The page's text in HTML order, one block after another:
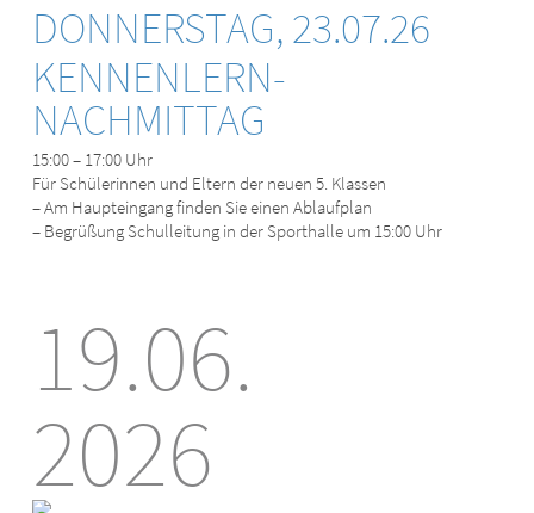
DONNERSTAG, 23.07.26
KENNENLERN-
NACHMITTAG
15:00 – 17:00 Uhr
Für Schülerinnen und Eltern der neuen 5. Klassen
– Am Haupteingang finden Sie einen Ablaufplan
– Begrüßung Schulleitung in der Sporthalle um 15:00 Uhr
19.06.
2026